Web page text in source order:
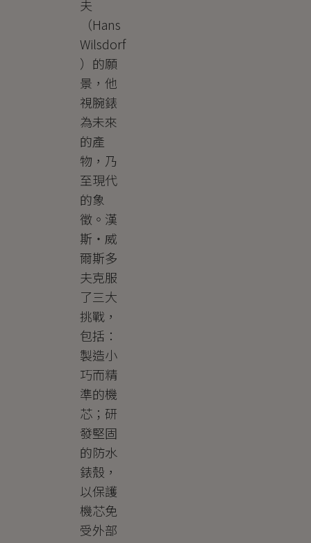
夫
（Hans
Wilsdorf
）的願
景，他
視腕錶
為未來
的產
物，乃
至現代
的象
徵。漢
斯・威
爾斯多
夫克服
了三大
挑戰，
包括：
製造小
巧而精
準的機
芯；研
發堅固
的防水
錶殼，
以保護
機芯免
受外部